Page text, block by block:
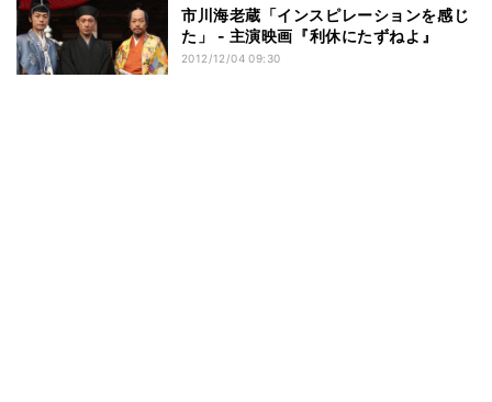
市川海老蔵「インスピレーションを感じ
た」 - 主演映画『利休にたずねよ』
2012/12/04 09:30